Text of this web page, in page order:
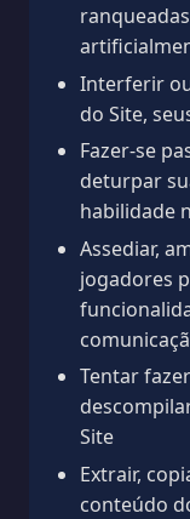
Interferir
do Site,
Fazer-se
deturpar
habilidade
Assediar,
jogadores
Tentar
Site
Extrair,
conteúdo